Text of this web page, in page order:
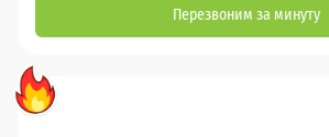
Перезвоним за минуту